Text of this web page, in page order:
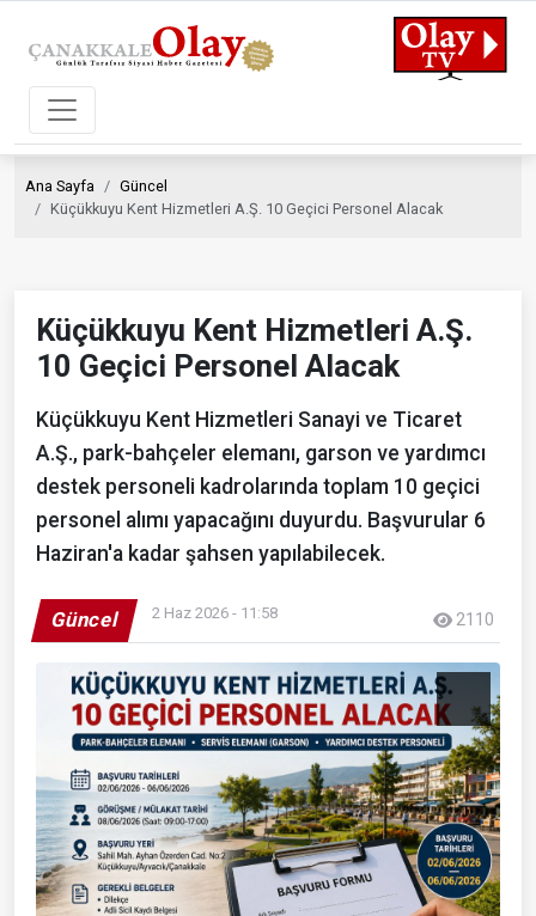
Ana Sayfa
Güncel
Küçükkuyu Kent Hizmetleri A.Ş. 10 Geçici Personel Alacak
Küçükkuyu Kent Hizmetleri A.Ş.
10 Geçici Personel Alacak
Küçükkuyu Kent Hizmetleri Sanayi ve Ticaret
A.Ş., park-bahçeler elemanı, garson ve yardımcı
destek personeli kadrolarında toplam 10 geçici
personel alımı yapacağını duyurdu. Başvurular 6
Haziran'a kadar şahsen yapılabilecek.
Güncel 2 Haz 2026 - 11:58 2110